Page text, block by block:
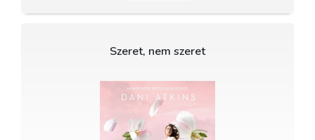
Szeret, nem szeret